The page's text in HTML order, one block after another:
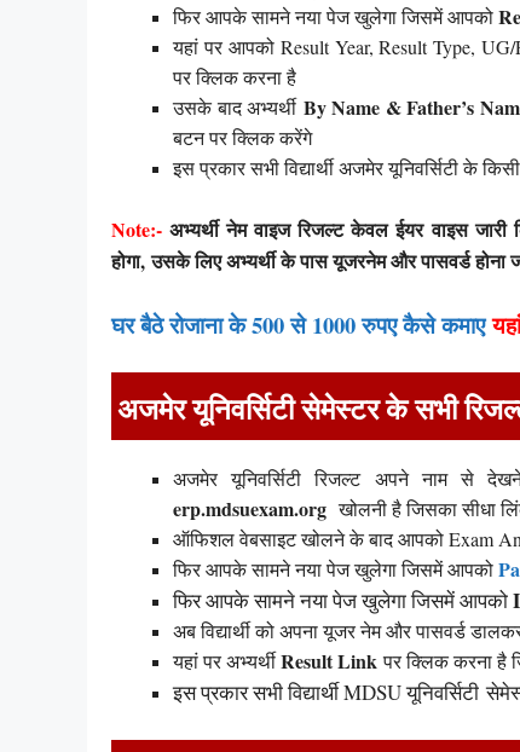
फिर आपके सामने नया पेज खुलेगा जिसमें आपको
यहां पर आपको Result Year, Result Type,
पर क्लिक करना है
उसके बाद अभ्यर्थी By Name & Father’s
बटन पर क्लिक करेंगे
इस प्रकार सभी विद्यार्थी अजमेर यूनिवर्सिटी के
Note:- अभ्यर्थी नेम वाइज रिजल्ट केवल ईयर वाइस
होगा, उसके लिए अभ्यर्थी के पास यूजरनेम और पासवर्ड होना
घर बैठे रोजाना के 500 से 1000 रुपए कैसे कमाए
अजमेर यूनिवर्सिटी सेमेस्टर के सभी
अजमेर यूनिवर्सिटी रिजल्ट अपने नाम से
erp.mdsuexam.org खोलनी है जिसका सीधा
ऑफिशल वेबसाइट खोलने के बाद आपको Exam
फिर आपके सामने नया पेज खुलेगा जिसमें आपको
फिर आपके सामने नया पेज खुलेगा जिसमें आपको
अब विद्यार्थी को अपना यूजर नेम और पासवर्ड
यहां पर अभ्यर्थीResult Linkपर क्लिक करना है
इस प्रकार सभी विद्यार्थी MDSU